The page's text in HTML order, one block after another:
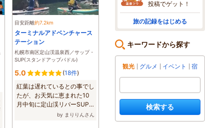
目安距離約7.2km
ターミナルアドベンチャース
テーション
札幌市南区定山渓温泉西／サップ・
SUP(スタンドアップパドル)
5.0 (18件)
紅葉は遅れているとの事でし
たが、お天気に恵まれた10
月中旬に定山渓リバーSUP
に初挑戦してきま...by まりりんさん
投稿でゲット！
旅の記録をはじめる
キーワードから探す
観光 グルメ イベント 宿
検索する